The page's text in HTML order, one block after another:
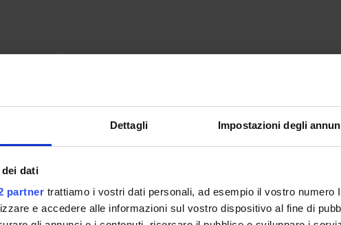
Dettagli Impostazioni degli
dati
partner trattiamo i vostri dati personali, ad esempio il vostro numero
e accedere alle informazioni sul vostro dispositivo al fine di
Prestiti